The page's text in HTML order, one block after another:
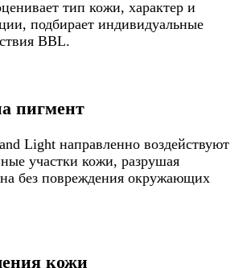
тип кожи, характер и
подбирает индивидуальные
BBL.
пигмент
Light направленно воздействуют
участки кожи, разрушая
без повреждения окружающих
кожи